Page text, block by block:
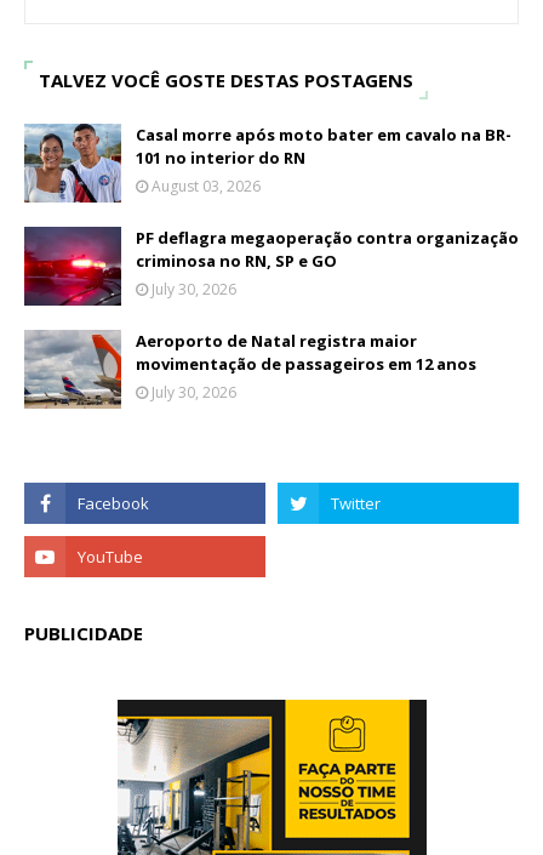
TALVEZ VOCÊ GOSTE DESTAS POSTAGENS
Casal morre após moto bater em cavalo na BR-
101 no interior do RN
August 03, 2026
PF deflagra megaoperação contra organização
criminosa no RN, SP e GO
July 30, 2026
Aeroporto de Natal registra maior
movimentação de passageiros em 12 anos
July 30, 2026
PUBLICIDADE